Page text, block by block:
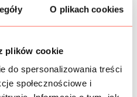
O plikach cookies
plików cookie
do spersonalizowania treści
społecznościowe i
powietrza. Optymalna
i schludnie.
gładka i przyjemna w
wyborem dla projektów
na komforcie, jak i stylu.